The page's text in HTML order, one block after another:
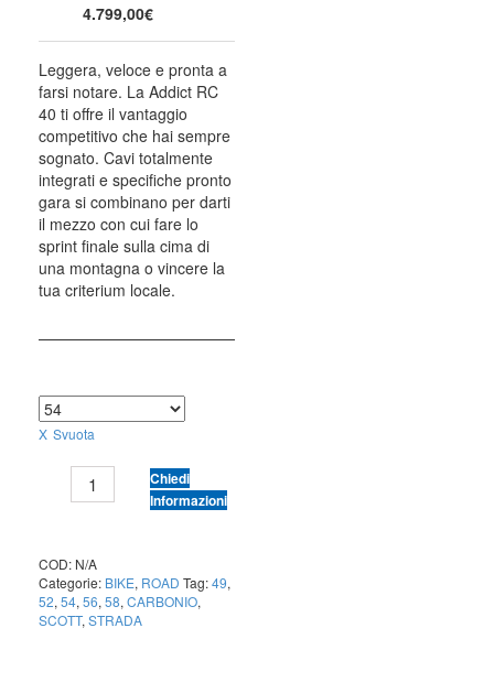
4.799,00€
Leggera, veloce e pronta a
farsi notare. La Addict RC
40 ti offre il vantaggio
competitivo che hai sempre
sognato. Cavi totalmente
integrati e specifiche pronto
gara si combinano per darti
il mezzo con cui fare lo
sprint finale sulla cima di
una montagna o vincere la
tua criterium locale.
Svuota
ADDICT
quantità
Chiedi
Informazioni
COD: N/A
Categorie: BIKE, ROAD Tag:49,
52, 54, 56, 58, CARBONIO,
SCOTT, STRADA